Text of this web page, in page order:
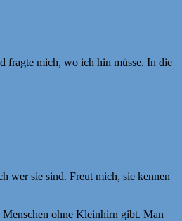
fragte mich, wo ich hin müsse. In die
wer sie sind. Freut mich, sie kennen
Menschen ohne Kleinhirn gibt. Man